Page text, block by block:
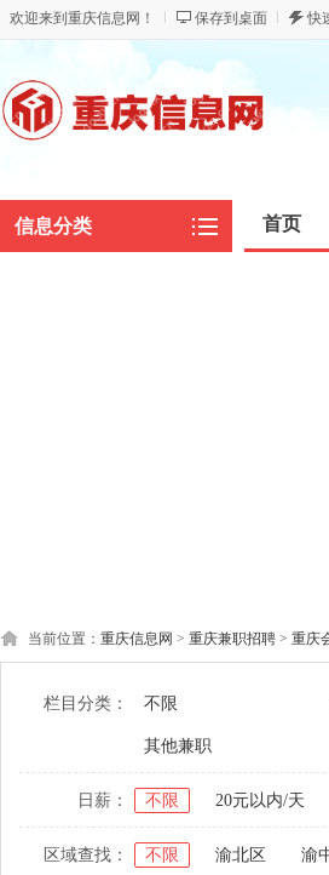
欢迎来到重庆信息网！ 保存到桌面 快
信息分类 首页
当前位置： 重庆信息网 > 重庆兼职招聘 > 重庆
栏目分类： 不限
其他兼职
日薪： 不限 20元以内/天
区域查找： 不限 渝北区 渝